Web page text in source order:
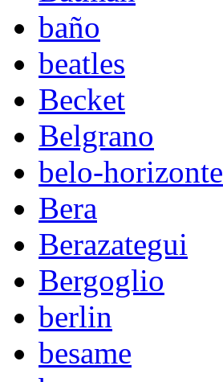
baño
beatles
Becket
Belgrano
belo-horizonte
Bera
Berazategui
Bergoglio
berlin
besame